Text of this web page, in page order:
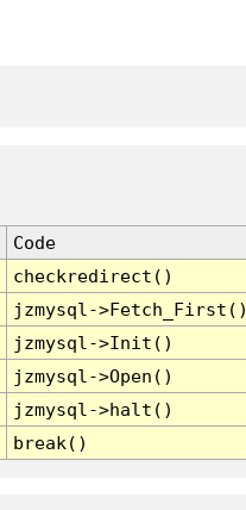
Code
checkredirect()
jzmysql-
jzmysql->Init()
jzmysql->Open()
jzmysql->halt()
break()